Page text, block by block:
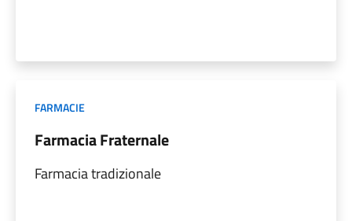
FARMACIE
Farmacia Fraternale
Farmacia tradizionale